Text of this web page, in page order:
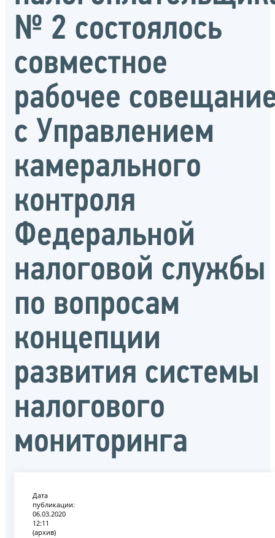
№ 2 состоялось
совместное
рабочее
с Управлением
камерального
контроля
Федеральной
налоговой службы
по вопросам
концепции
развития системы
налогового
мониторинга
Дата
публикации:
06.03.2020
12:11
(архив)